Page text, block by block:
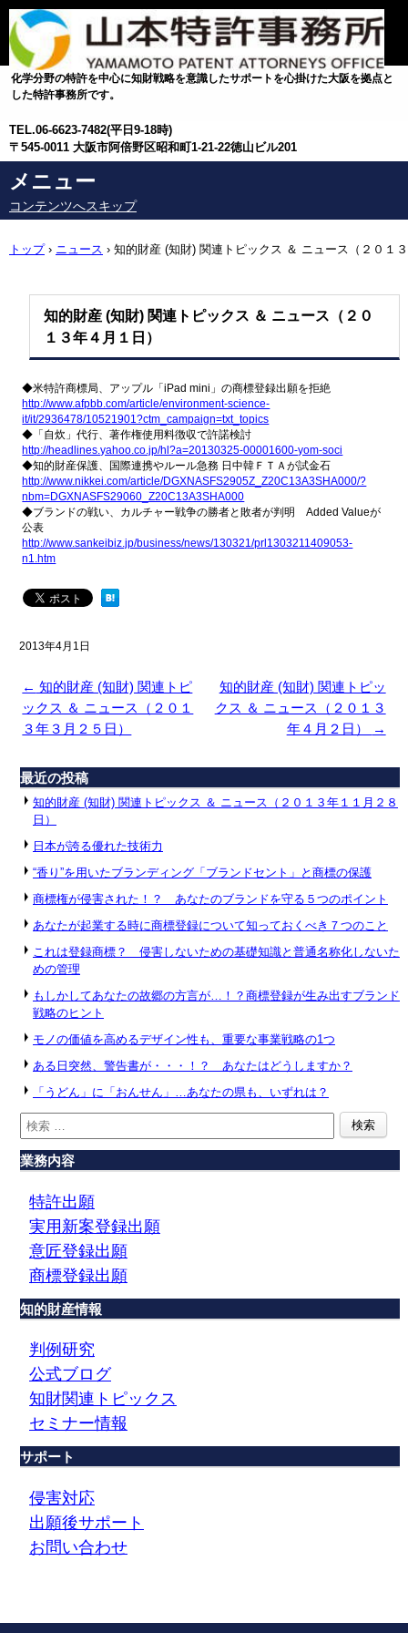
化学分野の特許を中心に知財戦略を意識したサポートを心掛けた大阪を拠点と
した特許事務所です。
TEL.06-6623-7482(平日9-18時)
〒545-0011 大阪市阿倍野区昭和町1-21-22徳山ビル201
メニュー
コンテンツへスキップ
トップ › ニュース › 知的財産 (知財) 関連トピックス ＆ ニュース（２０１３
年４月１日）
知的財産 (知財) 関連トピックス ＆ ニュース（２０
１３年４月１日）
◆米特許商標局、アップル「iPad mini」の商標登録出願を拒絶
http://www.afpbb.com/article/environment-science-
it/it/2936478/10521901?ctm_campaign=txt_topics
◆「自炊」代行、著作権使用料徴収で許諾検討
http://headlines.yahoo.co.jp/hl?a=20130325-00001600-yom-soci
◆知的財産保護、国際連携やルール急務 日中韓ＦＴＡが試金石
http://www.nikkei.com/article/DGXNASFS2905Z_Z20C13A3SHA000/?
nbm=DGXNASFS29060_Z20C13A3SHA000
◆ブランドの戦い、カルチャー戦争の勝者と敗者が判明 Added Valueが
公表
http://www.sankeibiz.jp/business/news/130321/prl1303211409053-
n1.htm
2013年4月1日
← 知的財産 (知財) 関連トピ
ックス ＆ ニュース（２０１
３年３月２５日）
知的財産 (知財) 関連トピッ
クス ＆ ニュース（２０１３
年４月２日）
→
最近の投稿
知的財産 (知財) 関連トピックス ＆ ニュース（２０１３年１１月２８
日）
日本が誇る優れた技術力
“香り”を用いたブランディング「ブランドセント」と商標の保護
商標権が侵害された！？ あなたのブランドを守る５つのポイント
あなたが起業する時に商標登録について知っておくべき７つのこと
これは登録商標？ 侵害しないための基礎知識と普通名称化しないた
めの管理
もしかしてあなたの故郷の方言が…！？商標登録が生み出すブランド
戦略のヒント
モノの価値を高めるデザイン性も、重要な事業戦略の1つ
ある日突然、警告書が・・・！？ あなたはどうしますか？
「うどん」に「おんせん」…あなたの県も、いずれは？
業務内容
特許出願
実用新案登録出願
意匠登録出願
商標登録出願
知的財産情報
判例研究
公式ブログ
知財関連トピックス
セミナー情報
サポート
侵害対応
出願後サポート
お問い合わせ